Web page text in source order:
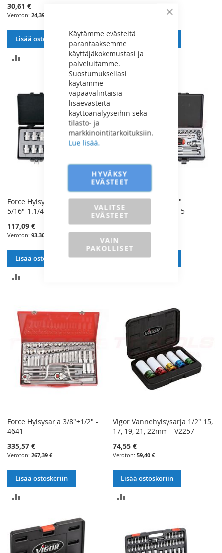
Sulje
Käytämme evästeitä
parantaaksemme
käyttäjäkokemustasi ja
palveluitamme.
Suostumuksellasi
käytämme
vapaavalintaisia
lisäevästeitä
käyttöanalyyseihin sekä
tilasto- ja
markkinointitarkoituksiin.
Lue lisää.
HYVÄKSY
EVÄSTEET
VALITSE
EVÄSTEET
VAIN
PAKOLLISET
30,61 €
24,39 €
Lisää ostoskoriin Lisää ostoskoriin
LISÄÄ
VERTAILUUN
Force Hylsysarja 1/2"
5/16"-1.1/4" - 4194
117,09 €
93,30 €
Lisää ostoskoriin
Force Hylsysarja 1/2"
5/16"-1.1/4" - 4243S-5
126,60 €
Lisää ostoskoriin
Force Hylsysarja 3/8"+1/2" -
4641
335,57 €
267,39 €
Lisää ostoskoriin
Vigor Vannehylsysarja 1/2" 15,
17, 19, 21, 22mm - V2257
74,55 €
59,40 €
Lisää ostoskoriin